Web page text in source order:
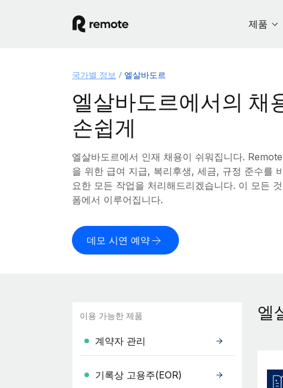
제품
국가별 정보 엘살바도르
엘살바도르에서의 채
손쉽게
엘살바도르에서 인재 채용이 쉬워집니다.
을 위한 급여 지급, 복리후생, 세금, 규정 준수를
요한 모든 작업을 처리해드리겠습니다. 이 모든
폼에서 이루어집니다.
데모 시연 예약
이용 가능한 제품
계약자 관리
기록상 고용주(EOR)
엘